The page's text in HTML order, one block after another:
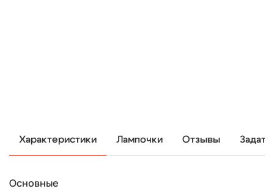
Характеристики Лампочки Отзывы
Основные